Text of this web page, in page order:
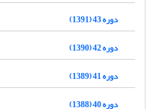
دوره 43 (1391)
دوره 42 (1390)
دوره 41 (1389)
دوره 40 (1388)